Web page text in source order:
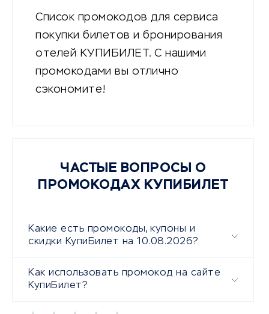
Список промокодов для сервиса
покупки билетов и бронирования
отелей КУПИБИЛЕТ. С нашими
промокодами вы отлично
сэкономите!
ЧАСТЫЕ ВОПРОСЫ О
ПРОМОКОДАХ КУПИБИЛЕТ
Какие есть промокоды, купоны и
скидки КупиБилет на 10.08.2026?
Как использовать промокод на сайте
КупиБилет?